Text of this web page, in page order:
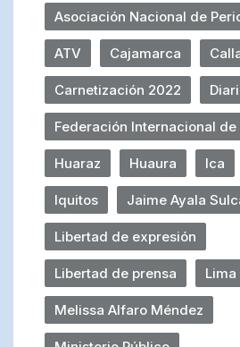
Asociación Nacional de
ATV Cajamarca
Carnetización 2022
Federación Internacional
Huaraz Huaura Ica
Iquitos Jaime Ayala
Libertad de expresión
Libertad de prensa Lima
Melissa Alfaro Méndez